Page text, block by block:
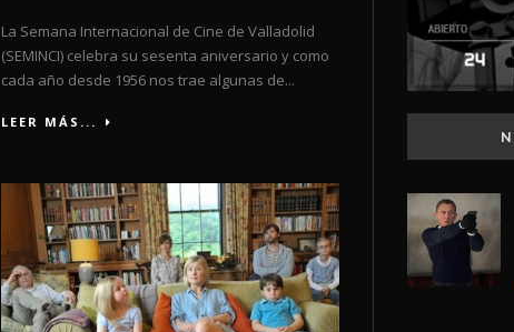
La Semana Internacional de Cine de Valladolid
(SEMINCI) celebra su sesenta aniversario y como
cada año desde 1956 nos trae algunas de...
LEER MÁS...